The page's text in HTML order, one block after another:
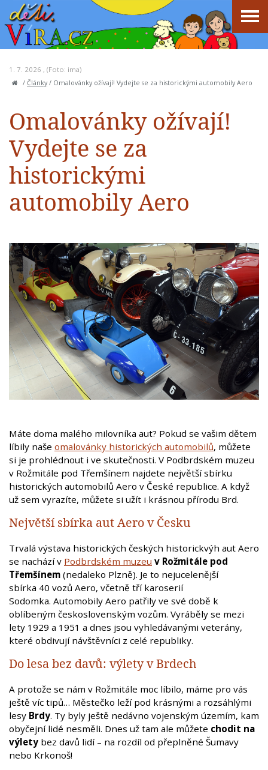
1. 7. 2026 , (Foto: ima)
/ Články/ Omalovánky ožívají! Vydejte se za historickými automobily Aero
Omalovánky ožívají!
Vydejte se za
historickými
automobily Aero
Máte doma malého milovníka aut? Pokud se vašim dětem
líbily naše omalovánky historických automobilů, můžete
si je prohlédnout i ve skutečnosti. V Podbrdském muzeu
v Rožmitále pod Třemšínem najdete největší sbírku
historických automobilů Aero v České republice. A když
už sem vyrazíte, můžete si užít i krásnou přírodu Brd.
Největší sbírka aut Aero v Česku
Trvalá výstava historických českých historickvýh aut Aero
se nachází v Podbrdském muzeu v Rožmitále pod
Třemšínem (nedaleko Plzně). Je to nejucelenější
sbírka 40 vozů Aero, včetně tří karoserií
Sodomka. Automobily Aero patřily ve své době k
oblíbeným československým vozům. Vyráběly se mezi
lety 1929 a 1951 a dnes jsou vyhledávanými veterány,
které obdivují návštěvníci z celé republiky.
Do lesa bez davů: výlety v Brdech
A protože se nám v Rožmitále moc líbilo, máme pro vás
ještě víc tipů… Městečko leží pod krásnými a rozsáhlými
lesy Brdy. Ty byly ještě nedávno vojenským územím, kam
obyčejní lidé nesměli. Dnes už tam ale můžete chodit na
výlety bez davů lidí – na rozdíl od přeplněné Šumavy
nebo Krkonoš!